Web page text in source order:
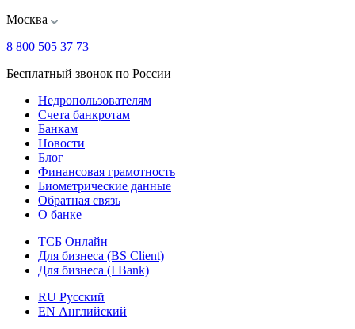
Москва
8 800 505 37 73
Бесплатный звонок по России
Недропользователям
Счета банкротам
Банкам
Новости
Блог
Финансовая грамотность
Биометрические данные
Обратная связь
О банке
ТСБ Онлайн
Для бизнеса (BS Client)
Для бизнеса (I Bank)
RU Русский
EN Английский